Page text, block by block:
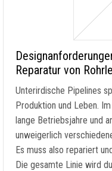
Reparatur von
Unterirdische Pipelines
Produktion und Leben.
lange Betriebsjahre und
unweigerlich
Es muss also repariert
Die gesamte Linie wird